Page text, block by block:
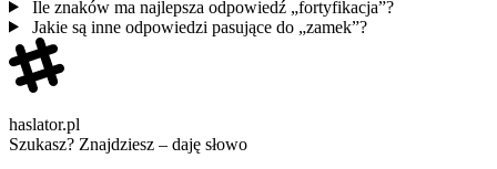
Ile znaków ma najlepsza odpowiedź „fortyfikacja”?
Jakie są inne odpowiedzi pasujące do „zamek”?
haslator.pl
Szukasz? Znajdziesz – daję słowo